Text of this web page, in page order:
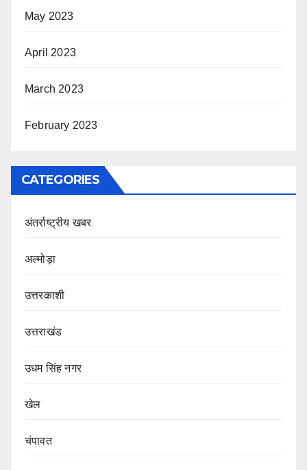
May 2023
April 2023
March 2023
February 2023
CATEGORIES
अंतर्राष्ट्रीय खबर
अल्मोड़ा
उत्तरकाशी
उत्तराखंड
उधम सिंह नगर
खेल
चंपावत